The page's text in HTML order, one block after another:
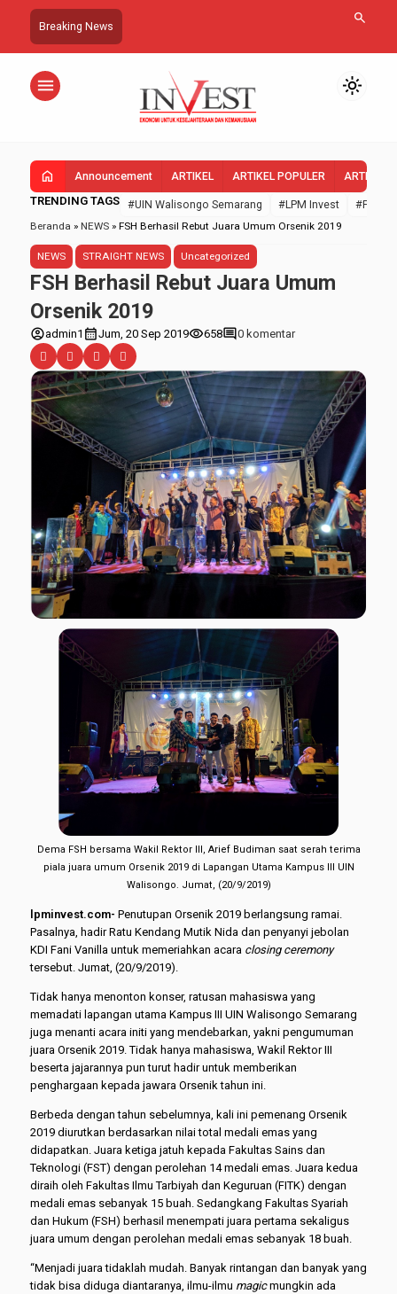
Breaking News search
menu light_mode
home Announcement ARTIKEL ARTIKEL POPULER ARTIKEL
TRENDING TAGS #UIN Walisongo Semarang #LPM Invest
#FEBI
Beranda » NEWS » FSH Berhasil Rebut Juara Umum Orsenik 2019
NEWS STRAIGHT NEWS Uncategorized
FSH Berhasil Rebut Juara Umum
Orsenik 2019
account_circleadmin1 calendar_monthJum, 20 Sep 2019visibility658comment0 komentar
Dema FSH bersama Wakil Rektor III, Arief Budiman saat serah terima
piala juara umum Orsenik 2019 di Lapangan Utama Kampus III UIN
Walisongo. Jumat, (20/9/2019)
pminvest.com- Penutupan Orsenik 2019 berlangsung ramai.
Pasalnya, hadir Ratu Kendang Mutik Nida dan penyanyi jebolan
KDI Fani Vanilla untuk memeriahkan acara closing ceremony
tersebut. Jumat, (20/9/2019).
Tidak hanya menonton konser, ratusan mahasiswa yang
memadati lapangan utama Kampus III UIN Walisongo Semarang
juga menanti acara initi yang mendebarkan, yakni pengumuman
juara Orsenik 2019. Tidak hanya mahasiswa, Wakil Rektor III
beserta jajarannya pun turut hadir untuk memberikan
penghargaan kepada jawara Orsenik tahun ini.
Berbeda dengan tahun sebelumnya, kali ini pemenang Orsenik
2019 diurutkan berdasarkan nilai total medali emas yang
didapatkan. Juara ketiga jatuh kepada Fakultas Sains dan
Teknologi (FST) dengan perolehan 14 medali emas. Juara kedua
diraih oleh Fakultas Ilmu Tarbiyah dan Keguruan (FITK) dengan
medali emas sebanyak 15 buah. Sedangkang Fakultas Syariah
dan Hukum (FSH) berhasil menempati juara pertama sekaligus
juara umum dengan perolehan medali emas sebanyak 18 buah.
“Menjadi juara tidaklah mudah. Banyak rintangan dan banyak yang
tidak bisa diduga diantaranya, ilmu-ilmu magicmungkin ada